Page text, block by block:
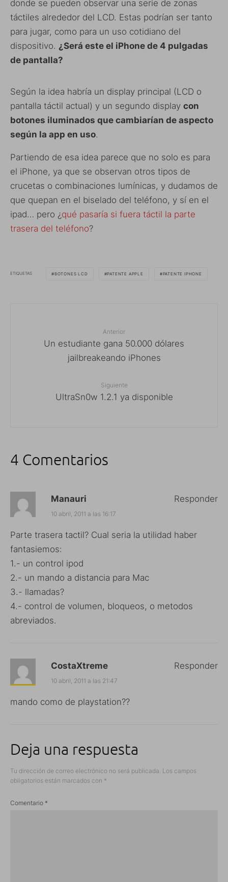
donde se pueden observar una serie de zonas
táctiles alrededor del LCD. Estas podrían ser tanto
para jugar, como para un uso cotidiano del
dispositivo. ¿Será este el iPhone de 4 pulgadas
de pantalla?
Según la idea habría un display principal (LCD o
pantalla táctil actual) y un segundo display con
botones iluminados que cambiarían de aspecto
según la app en uso.
Partiendo de esa idea parece que no solo es para
el iPhone, ya que se observan otros tipos de
crucetas o combinaciones lumínicas, y dudamos de
que quepan en el biselado del teléfono, y sí en el
ipad… pero ¿qué pasaría si fuera táctil la parte
trasera del teléfono?
ETIQUETAS BOTONES LCD PATENTE APPLE PATENTE IPHONE
Anterior
Un estudiante gana 50.000 dólares
jailbreakeando iPhones
Siguiente
UltraSn0w 1.2.1 ya disponible
4 Comentarios
Manauri
10 abril, 2011 a las 16:17
Parte trasera tactil? Cual seria la utilidad haber
fantasiemos:
1.- un control ipod
2.- un mando a distancia para Mac
3.- llamadas?
4.- control de volumen, bloqueos, o metodos
abreviados.
Responder
CostaXtreme
10 abril, 2011 a las 21:47
mando como de playstation??
Responder
Deja una respuesta
Tu dirección de correo electrónico no será publicada. Los campos
obligatorios están marcados con *
Comentario *